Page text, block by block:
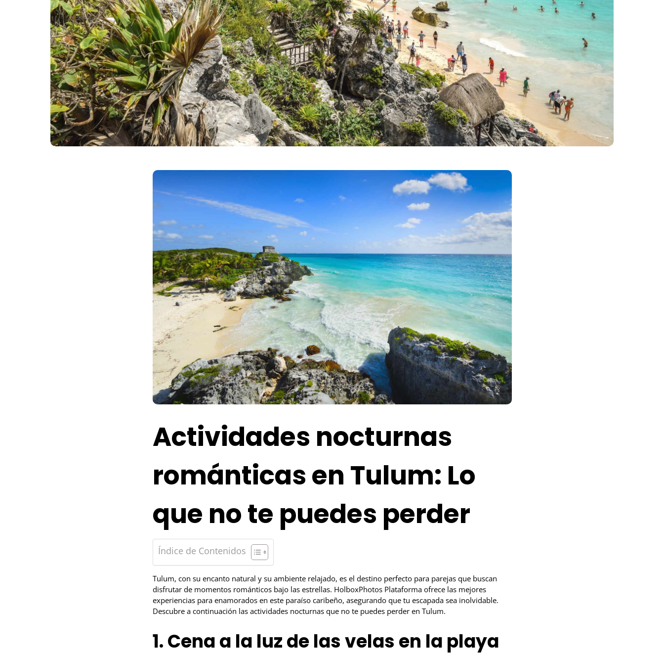
Actividades nocturnas
románticas en Tulum: Lo
que no te puedes perder
Índice de Contenidos
Tulum, con su encanto natural y su ambiente relajado, es el destino perfecto para parejas que buscan
disfrutar de momentos románticos bajo las estrellas. HolboxPhotos Plataforma ofrece las mejores
experiencias para enamorados en este paraíso caribeño, asegurando que tu escapada sea inolvidable.
Descubre a continuación las actividades nocturnas que no te puedes perder en Tulum.
1. Cena a la luz de las velas en la playa